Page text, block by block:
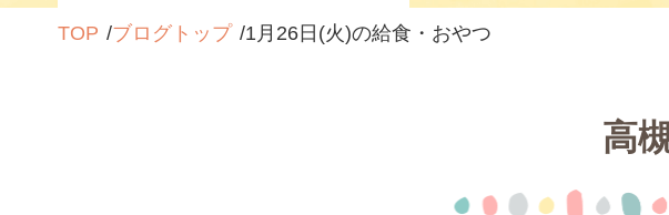
TOP ブログトップ 1月26日(火)の給食・おやつ
高